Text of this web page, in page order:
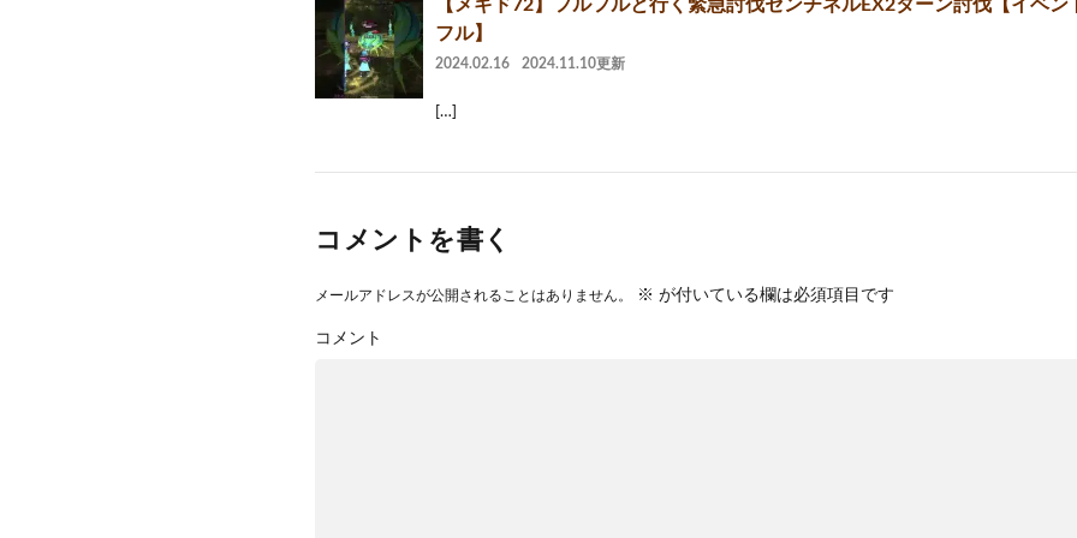
【メギド72】フルフルと行く緊急討伐センチネルEX2ターン討伐【イベ
フル】
2024.02.16 2024.11.10更新
[…]
コメントを書く
メールアドレスが公開されることはありません。 ※ が付いている欄は必須項目です
コメント